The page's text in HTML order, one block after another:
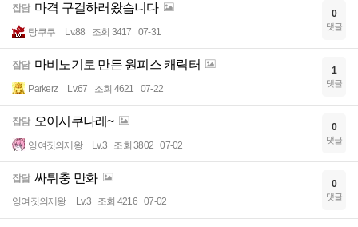
잡담 마격 구걸하러왔습니다
탕쿠쿠 Lv.88 조회 3417 07-31
0
댓글
잡담 마비노기로 만든 원피스 캐릭터
Parkerz Lv.67 조회 4621 07-22
1
댓글
잡담 오이시쿠나레~
잉여짓의제왕 Lv.3 조회 3802 07-02
0
댓글
잡담 싸튀충 만화
잉여짓의제왕 Lv.3 조회 4216 07-02
0
댓글